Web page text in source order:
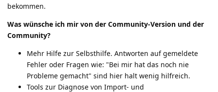
bekommen.
Was wünsche ich mir von der Community-Version und der
Community?
Mehr Hilfe zur Selbsthilfe. Antworten auf gemeldete
Fehler oder Fragen wie: "Bei mir hat das noch nie
Probleme gemacht" sind hier halt wenig hilfreich.
Tools zur Diagnose von Import- und